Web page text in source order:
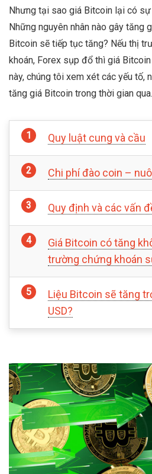
Nhưng tại sao giá Bitcoin lại có
Những nguyên nhân nào gây tăng
Bitcoin sẽ tiếp tục tăng? Nếu thị
khoán, Forex sụp đổ thì giá
này, chúng tôi xem xét các yếu tố,
tăng giá Bitcoin trong thời gian qua.
Quy luật cung và cầu
Chi phí đào coin –
Quy định và các vấn
Giá Bitcoin có tăng
trường chứng khoán
Liệu Bitcoin sẽ tăng
USD?